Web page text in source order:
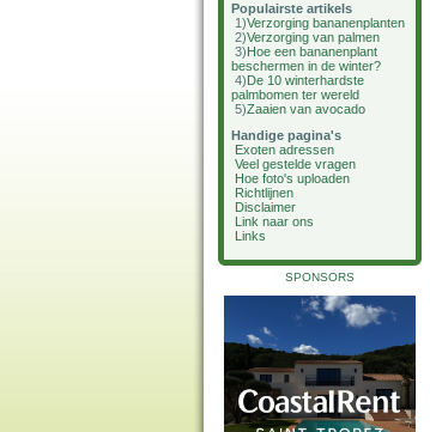
Populairste artikels
1)Verzorging bananenplanten
2)Verzorging van palmen
3)Hoe een bananenplant
beschermen in de winter?
4)De 10 winterhardste
palmbomen ter wereld
5)Zaaien van avocado
Handige pagina's
Exoten adressen
Veel gestelde vragen
Hoe foto's uploaden
Richtlijnen
Disclaimer
Link naar ons
Links
SPONSORS